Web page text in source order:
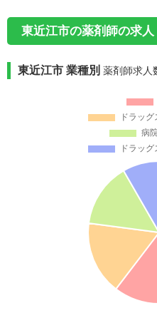
東近江市の薬剤師の求人
東近江市 業種別 薬剤師求人